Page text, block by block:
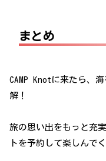
まとめ
CAMP Knotに来たら、
解！
旅の思い出をもっと充
トを予約して楽しんで